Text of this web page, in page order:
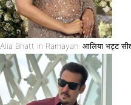
Alia Bhatt in Ramayan: आलिया भट्ट